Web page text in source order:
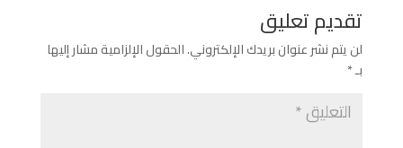
تقديم تعليق
لن يتم نشر عنوان بريدك الإلكتروني.الحقول الإلزامية مشار إليها
بـ*